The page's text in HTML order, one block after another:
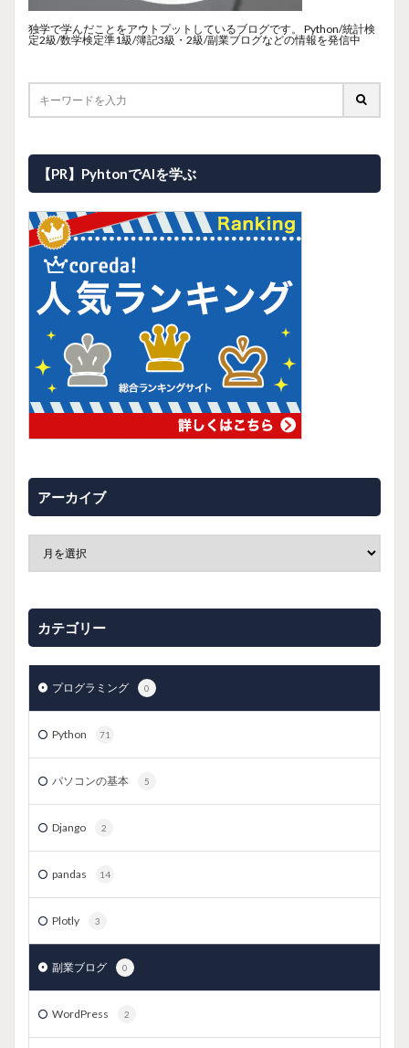
独学で学んだことをアウトプットしているブログです。 Python/統計検
定2級/数学検定準1級/簿記3級・2級/副業ブログなどの情報を発信中
【PR】PyhtonでAIを学ぶ
アーカイブ
カテゴリー
プログラミング 0
Python 71
パソコンの基本 5
Django 2
pandas 14
Plotly 3
副業ブログ 0
WordPress 2